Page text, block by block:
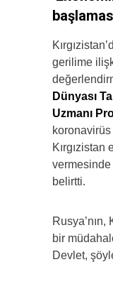
gerilime
Dünyası
Uzmanı
koronavirüs
belirtti.
bir
Devlet,